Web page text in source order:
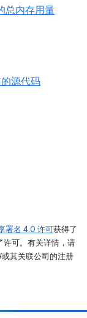
总内存用量
源代码
署名 4.0 许可获得了
许可。有关详情，请
其关联公司的注册